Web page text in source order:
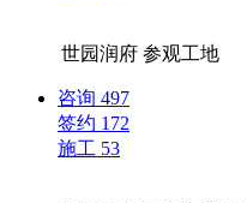
世园润府参观工地
咨询 497
签约 172
施工 53